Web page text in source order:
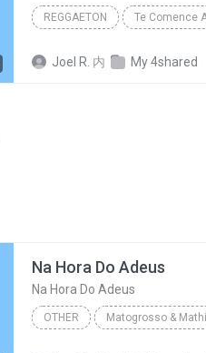
REGGAETON Te Comence
Joel R. 内 My 4shared
Na Hora Do Adeus
Na Hora Do Adeus
OTHER Matogrosso &